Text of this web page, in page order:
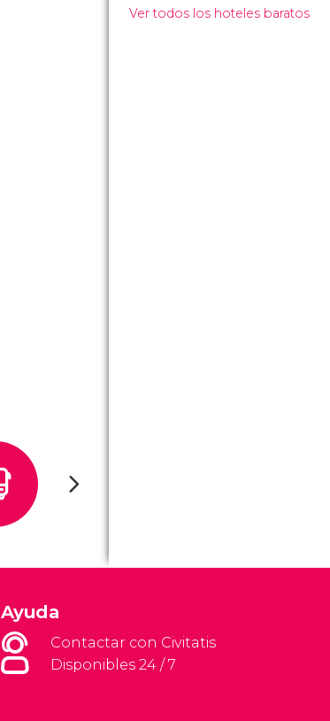
Ver todos los hoteles baratos
Ayuda
Contactar con Civitatis
Disponibles 24 / 7